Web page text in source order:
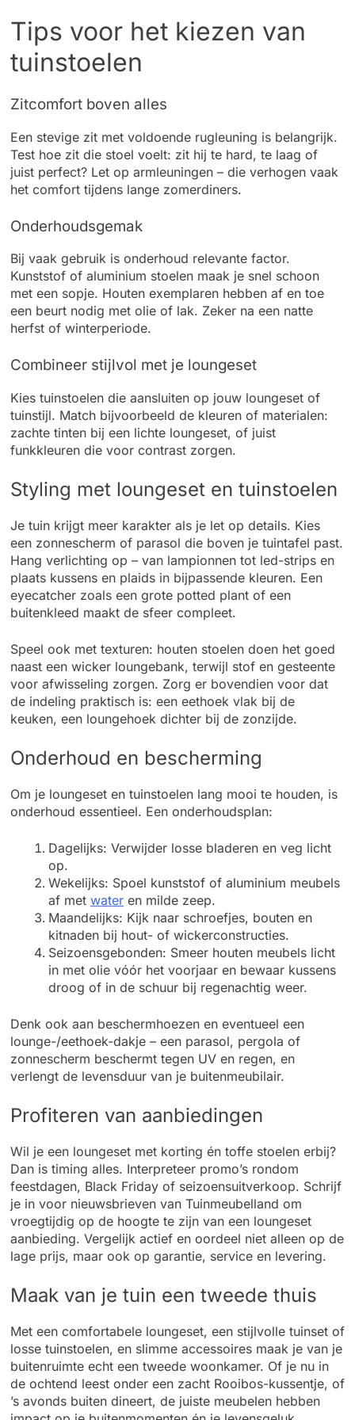
Tips voor het kiezen van
tuinstoelen
Zitcomfort boven alles
Een stevige zit met voldoende rugleuning is belangrijk.
Test hoe zit die stoel voelt: zit hij te hard, te laag of
juist perfect? Let op armleuningen – die verhogen vaak
het comfort tijdens lange zomerdiners.
Onderhoudsgemak
Bij vaak gebruik is onderhoud relevante factor.
Kunststof of aluminium stoelen maak je snel schoon
met een sopje. Houten exemplaren hebben af en toe
een beurt nodig met olie of lak. Zeker na een natte
herfst of winterperiode.
Combineer stijlvol met je loungeset
Kies tuinstoelen die aansluiten op jouw loungeset of
tuinstijl. Match bijvoorbeeld de kleuren of materialen:
zachte tinten bij een lichte loungeset, of juist
funkkleuren die voor contrast zorgen.
Styling met loungeset en tuinstoelen
Je tuin krijgt meer karakter als je let op details. Kies
een zonnescherm of parasol die boven je tuintafel past.
Hang verlichting op – van lampionnen tot led-strips en
plaats kussens en plaids in bijpassende kleuren. Een
eyecatcher zoals een grote potted plant of een
buitenkleed maakt de sfeer compleet.
Speel ook met texturen: houten stoelen doen het goed
naast een wicker loungebank, terwijl stof en gesteente
voor afwisseling zorgen. Zorg er bovendien voor dat
de indeling praktisch is: een eethoek vlak bij de
keuken, een loungehoek dichter bij de zonzijde.
Onderhoud en bescherming
Om je loungeset en tuinstoelen lang mooi te houden, is
onderhoud essentieel. Een onderhoudsplan:
Dagelijks: Verwijder losse bladeren en veg licht
op.
Wekelijks: Spoel kunststof of aluminium meubels
af met water en milde zeep.
Maandelijks: Kijk naar schroefjes, bouten en
kitnaden bij hout- of wickerconstructies.
Seizoensgebonden: Smeer houten meubels licht
in met olie vóór het voorjaar en bewaar kussens
droog of in de schuur bij regenachtig weer.
Denk ook aan beschermhoezen en eventueel een
lounge-/eethoek-dakje – een parasol, pergola of
zonnescherm beschermt tegen UV en regen, en
verlengt de levensduur van je buitenmeubilair.
Profiteren van aanbiedingen
Wil je een loungeset met korting én toffe stoelen erbij?
Dan is timing alles. Interpreteer promo’s rondom
feestdagen, Black Friday of seizoensuitverkoop. Schrijf
je in voor nieuwsbrieven van Tuinmeubelland om
vroegtijdig op de hoogte te zijn van een loungeset
aanbieding. Vergelijk actief en oordeel niet alleen op de
lage prijs, maar ook op garantie, service en levering.
Maak van je tuin een tweede thuis
Met een comfortabele loungeset, een stijlvolle tuinset of
losse tuinstoelen, en slimme accessoires maak je van je
buitenruimte echt een tweede woonkamer. Of je nu in
de ochtend leest onder een zacht Rooibos-kussentje, of
’s avonds buiten dineert, de juiste meubelen hebben